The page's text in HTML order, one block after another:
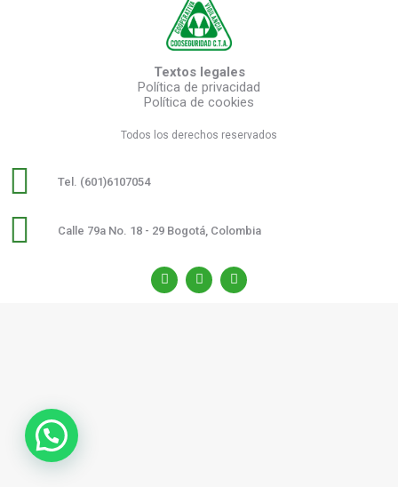
Textos legales
Política de privacidad
Política de cookies
Todos los derechos reservados
Tel. (601)6107054
Calle 79a No. 18 - 29 Bogotá, Colombia